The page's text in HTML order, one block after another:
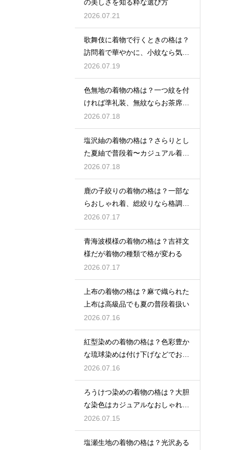
の美しさを知る粋な選び方
2026.07.21
歌舞伎に着物で行くときの格は？
訪問着で華やかに、小紋なら気軽
な観劇に
2026.07.19
色無地の着物の格は？一つ紋を付
ければ準礼装、無紋ならお茶席向
きの格
2026.07.18
塩沢紬の着物の格は？さらりとし
た夏紬で普段着〜カジュアル着物
として活躍
2026.07.18
鹿の子絞りの着物の格は？一部な
らおしゃれ着、総絞りなら格調高
い晴れ着に
2026.07.17
青海波模様の着物の格は？吉祥文
様だが着物の種類で格が変わる
2026.07.17
上布の着物の格は？麻で織られた
上布は高級品でも夏の普段着扱い
2026.07.16
紅型染めの着物の格は？色彩豊か
な琉球染めは付け下げなどでおし
ゃれ着向き
2026.07.16
ろうけつ染めの着物の格は？大胆
な染色はカジュアルなおしゃれ着
に最適
2026.07.15
塩瀬生地の着物の格は？光沢ある